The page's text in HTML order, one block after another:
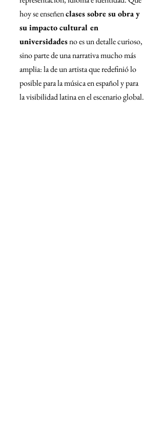
hoy se enseñen clases sobre su obra y
su impacto cultural en
universidades no es un detalle curioso,
sino parte de una narrativa mucho más
amplia: la de un artista que redefinió lo
posible para la música en español y para
la visibilidad latina en el escenario global.